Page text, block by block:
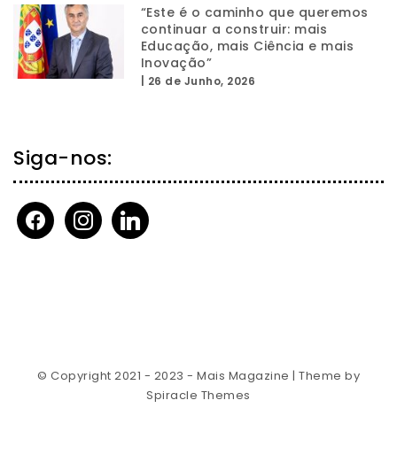
“Este é o caminho que queremos
continuar a construir: mais
Educação, mais Ciência e mais
Inovação”
26 de Junho, 2026
Siga-nos:
facebookinstagramlinkedin
© Copyright 2021 - 2023 - Mais Magazine | Theme by
Spiracle Themes